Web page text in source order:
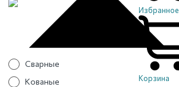
Избранное
Корзина
Сварные
Кованые